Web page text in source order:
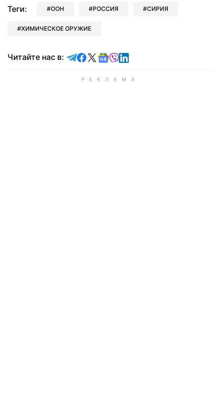
Теги: ООН РОССИЯ СИРИЯ
ХИМИЧЕСКОЕ ОРУЖИЕ
Читайте нас в: Читайте в Telegram
Читайте в Facebook
Читайте в X
Читайте в Google news
Читайте в Viber
Читайте в LinkedIn